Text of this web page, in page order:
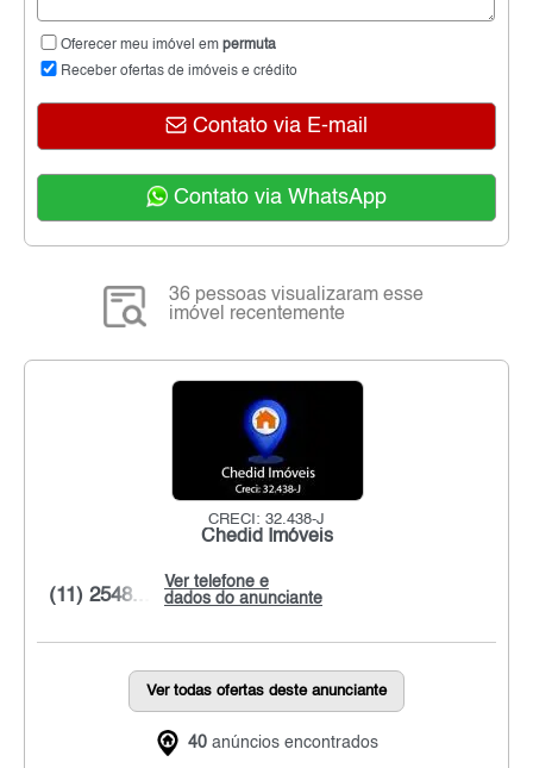
Oferecer meu imóvel em permuta
Receber ofertas de imóveis e crédito
Contato via E-mail
Contato via WhatsApp
36 pessoas visualizaram esse
imóvel recentemente
CRECI: 32.438-J
Chedid Imóveis
Ver telefone e
dados do anunciante
(11) 2548...
Ver todas ofertas deste anunciante
40 anúncios encontrados